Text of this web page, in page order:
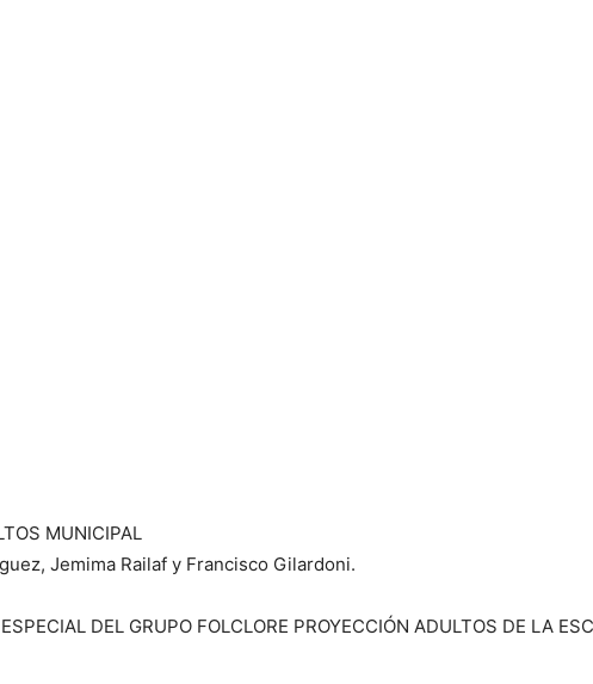
MUNICIPAL
Jemima Railaf y Francisco Gilardoni.
DEL GRUPO FOLCLORE PROYECCIÓN ADULTOS DE LA